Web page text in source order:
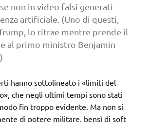
non in video falsi generati
artificiale. (Uno di questi,
lo ritrae mentre prende il
al primo ministro Benjamin
hanno sottolineato i «limiti del
che negli ultimi tempi sono stati
fin troppo evidente. Ma non si
di potere militare, bensì di soft